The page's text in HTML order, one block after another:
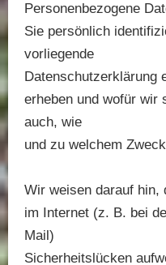
Personenbezogene
Sie persönlich
vorliegende
Datenschutzerklärung
erheben und wofür wir
auch, wie
und zu welchem
Wir weisen darauf hin,
im Internet (z. B. bei
Mail)
Sicherheitslücken